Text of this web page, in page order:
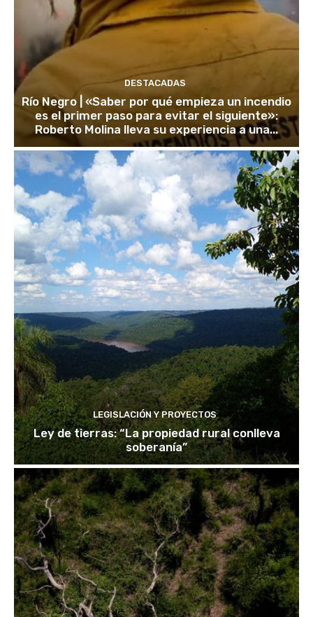
DESTACADAS
Río Negro | «Saber por qué empieza un incendio
es el primer paso para evitar el siguiente»:
Roberto Molina lleva su experiencia a una...
LEGISLACIÓN Y PROYECTOS
Ley de tierras: “La propiedad rural conlleva
soberanía”